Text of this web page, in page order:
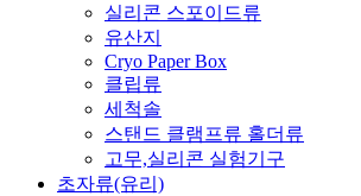
실리콘 스포이드류
유산지
Cryo Paper Box
클립류
세척솔
스탠드 클램프류 홀더류
고무,실리콘 실험기구
초자류(유리)